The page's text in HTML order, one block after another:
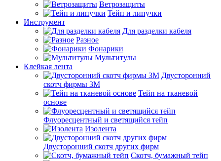
Ветрозащиты
Тейп и липучки
Инструмент
Для разделки кабеля
Разное
Фонарики
Мультитулы
Клейкая лента
Двусторонний
скотч фирмы 3M
Тейп на тканевой
основе
Флуоресцентный и светящийся тейп
Изолента
Двусторонний скотч других фирм
Скотч, бумажный тейп